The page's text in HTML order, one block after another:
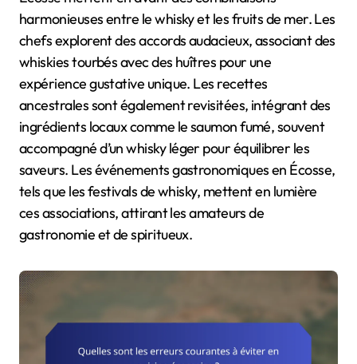
harmonieuses entre le whisky et les fruits de mer. Les
chefs explorent des accords audacieux, associant des
whiskies tourbés avec des huîtres pour une
expérience gustative unique. Les recettes
ancestrales sont également revisitées, intégrant des
ingrédients locaux comme le saumon fumé, souvent
accompagné d’un whisky léger pour équilibrer les
saveurs. Les événements gastronomiques en Écosse,
tels que les festivals de whisky, mettent en lumière
ces associations, attirant les amateurs de
gastronomie et de spiritueux.